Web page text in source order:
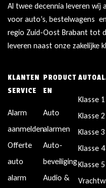
Al twee decennia leveren wij
voor auto’s, bestelwagens
regio Zuid-Oost Brabant tot
leveren naast onze zakelijke
KLANTEN
SERVICE
Alarm
aanmelden
Offerte
auto
alarm
PRODUCT
EN
Auto
alarmen
Auto-
beveiliging
Audio &
Klasse 1
Klasse 2
Klasse 3
Klasse 4
Klasse 5